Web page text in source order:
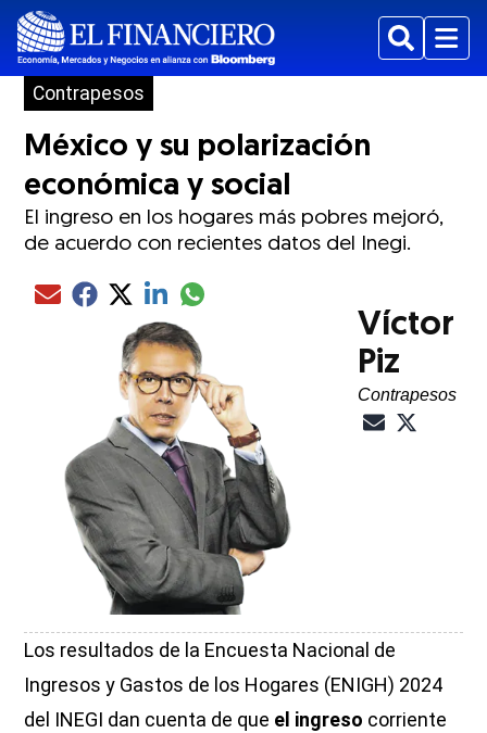
BuscarMenu
Contrapesos
México y su polarización
económica y social
El ingreso en los hogares más pobres mejoró,
de acuerdo con recientes datos del Inegi.
Compartir el artículo actual mediante Email
Compartir el artículo actual mediante Facebook
Compartir el artículo actual mediante Twitter
Compartir el artículo actual mediante LinkedIn
Compartir el artículo actual mediante
Víctor
Piz
Contrapesos
Los resultados de la Encuesta Nacional de
Ingresos y Gastos de los Hogares (ENIGH) 2024
del INEGI dan cuenta de que el ingreso corriente